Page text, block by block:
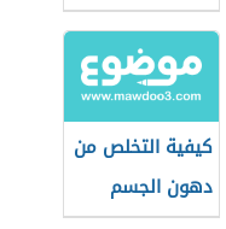
كيفية التخلص من
دهون الجسم